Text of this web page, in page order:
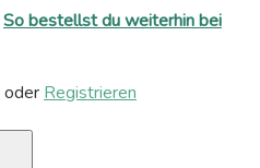
So bestellst du weiterhin bei
oder Registrieren